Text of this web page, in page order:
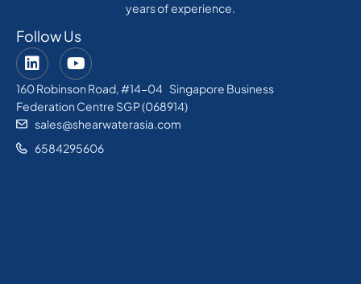
years of experience.
Follow Us
160 Robinson Road, #14-04 Singapore Business
Federation Centre SGP (068914)
sales@shearwaterasia.com
6584295606